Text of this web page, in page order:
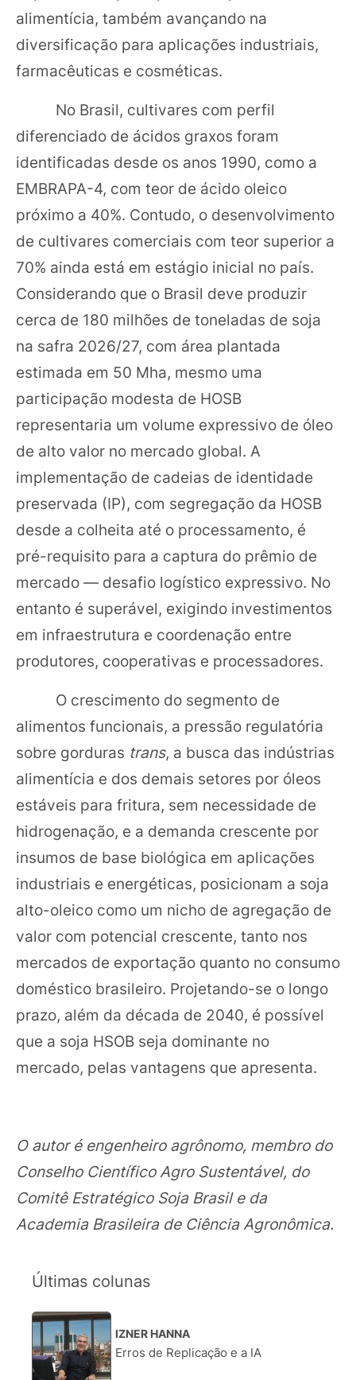
alimentícia, também avançando na
diversificação para aplicações industriais,
farmacêuticas e cosméticas.
No Brasil, cultivares com perfil
diferenciado de ácidos graxos foram
identificadas desde os anos 1990, como a
EMBRAPA-4, com teor de ácido oleico
próximo a 40%. Contudo, o desenvolvimento
de cultivares comerciais com teor superior a
70% ainda está em estágio inicial no país.
Considerando que o Brasil deve produzir
cerca de 180 milhões de toneladas de soja
na safra 2026/27, com área plantada
estimada em 50 Mha, mesmo uma
participação modesta de HOSB
representaria um volume expressivo de óleo
de alto valor no mercado global. A
implementação de cadeias de identidade
preservada (IP), com segregação da HOSB
desde a colheita até o processamento, é
pré-requisito para a captura do prêmio de
mercado — desafio logístico expressivo. No
entanto é superável, exigindo investimentos
em infraestrutura e coordenação entre
produtores, cooperativas e processadores.
O crescimento do segmento de
alimentos funcionais, a pressão regulatória
sobre gorduras trans, a busca das indústrias
alimentícia e dos demais setores por óleos
estáveis para fritura, sem necessidade de
hidrogenação, e a demanda crescente por
insumos de base biológica em aplicações
industriais e energéticas, posicionam a soja
alto-oleico como um nicho de agregação de
valor com potencial crescente, tanto nos
mercados de exportação quanto no consumo
doméstico brasileiro. Projetando-se o longo
prazo, além da década de 2040, é possível
que a soja HSOB seja dominante no
mercado, pelas vantagens que apresenta.
O autor é engenheiro agrônomo, membro do
Conselho Científico Agro Sustentável, do
Comitê Estratégico Soja Brasil e da
Academia Brasileira de Ciência Agronômica.
Últimas colunas
1.
IZNER HANNA
Erros de Replicação e a IA